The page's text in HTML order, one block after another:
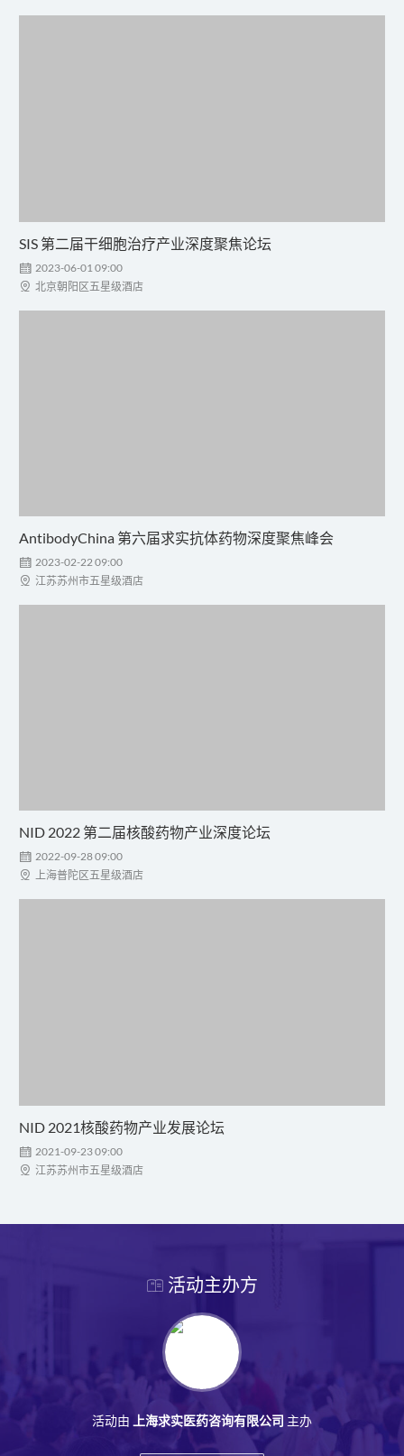
SIS 第二届干细胞治疗产业深度聚焦论坛
 2023-06-01 09:00
 北京朝阳区五星级酒店
AntibodyChina 第六届求实抗体药物深度聚焦峰会
 2023-02-22 09:00
 江苏苏州市五星级酒店
NID 2022 第二届核酸药物产业深度论坛
 2022-09-28 09:00
 上海普陀区五星级酒店
NID 2021核酸药物产业发展论坛
 2021-09-23 09:00
 江苏苏州市五星级酒店
活动主办方
活动由 上海求实医药咨询有限公司 主办